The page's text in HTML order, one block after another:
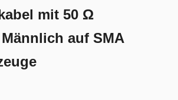
mit 50 Ω
auf SMA